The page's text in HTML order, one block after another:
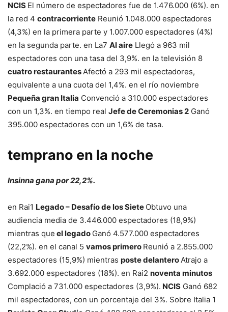
NCIS El número de espectadores fue de 1.476.000 (6%). en
la red 4 contracorriente Reunió 1.048.000 espectadores
(4,3%) en la primera parte y 1.007.000 espectadores (4%)
en la segunda parte. en La7 Al aire Llegó a 963 mil
espectadores con una tasa del 3,9%. en la televisión 8
cuatro restaurantesAfectó a 293 mil espectadores,
equivalente a una cuota del 1,4%. en el río noviembre
Pequeña gran Italia Convenció a 310.000 espectadores
con un 1,3%. en tiempo real Jefe de Ceremonias 2 Ganó
395.000 espectadores con un 1,6% de tasa.
temprano en la noche
Insinna gana por 22,2%.
en Rai1 Legado – Desafío de los Siete Obtuvo una
audiencia media de 3.446.000 espectadores (18,9%)
mientras que el legado Ganó 4.577.000 espectadores
(22,2%). en el canal 5 vamos primero Reunió a 2.855.000
espectadores (15,9%) mientras poste delanteroAtrajo a
3.692.000 espectadores (18%). en Rai2 noventa minutos
Complació a 731.000 espectadores (3,9%). NCIS Ganó 682
mil espectadores, con un porcentaje del 3%. Sobre Italia 1